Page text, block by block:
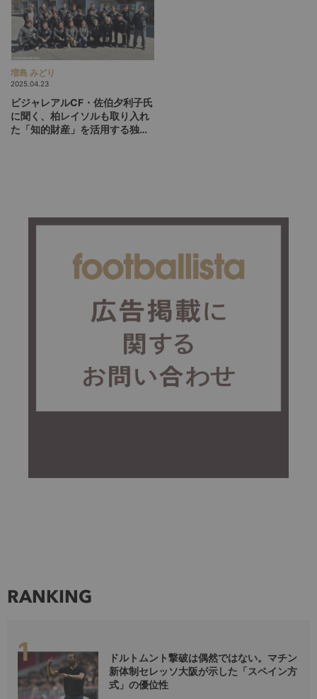
増島 みどり
2025.04.23
ビジャレアルCF・佐伯夕利子氏
に聞く、柏レイソルも取り入れ
た「知的財産」を活用する独自
RANKING
ドルトムント撃破は偶然ではない。マチン
新体制セレッソ大阪が示した「スペイン方
式」の優位性